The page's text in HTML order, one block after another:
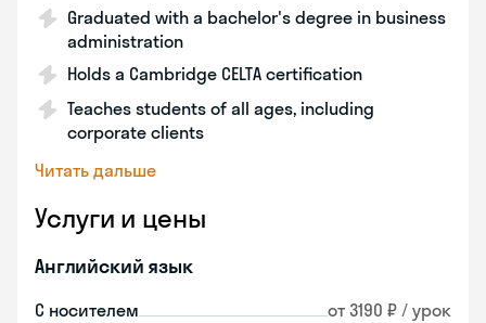
Graduated with a bachelor's degree in business
administration
Holds a Cambridge CELTA certification
Teaches students of all ages, including
corporate clients
Читать дальше
Услуги и цены
Английский язык
С носителем от 3190 ₽ / урок